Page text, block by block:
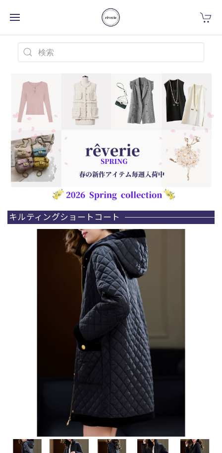
キルティングショートコート